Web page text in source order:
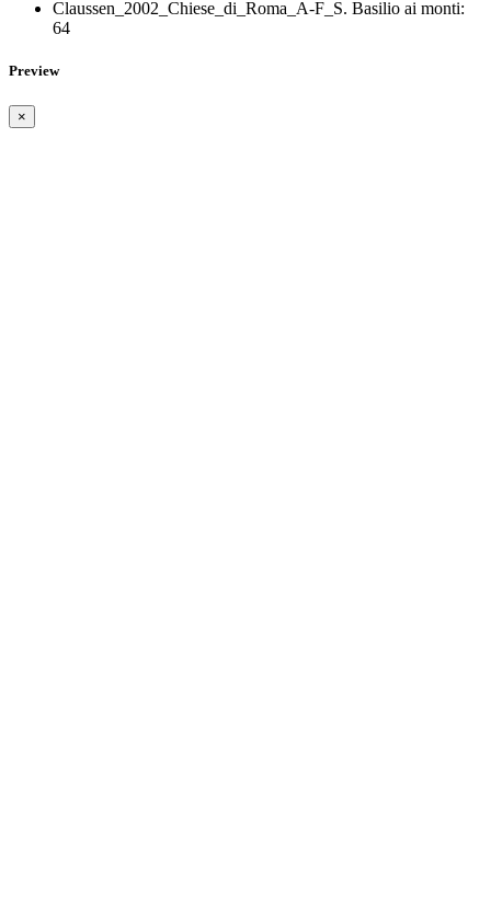
Claussen_2002_Chiese_di_Roma_A-F_S. Basilio ai monti:
64
Preview
×